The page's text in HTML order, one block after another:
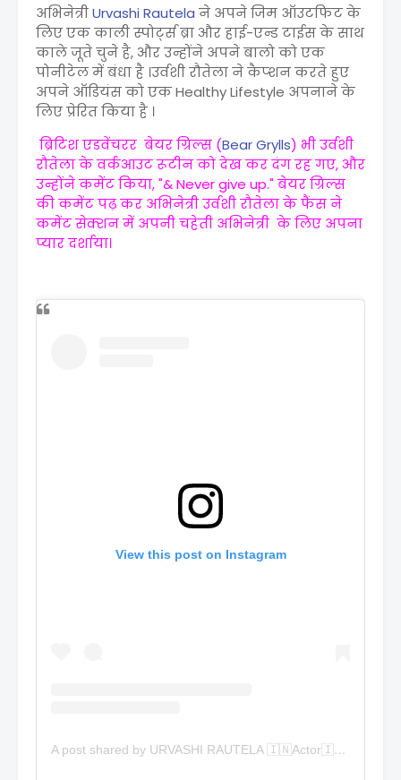
अभिनेत्रीUrvashi Rautela ने अपने जिम ऑउटफिट के
लिए एक काली स्पोर्ट्स ब्रा और हाई-एन्ड टाईस के साथ
काले जूते चुने है, और उन्होंने अपने बालो को एक
पोनीटेल में बंधा है ।उर्वशी रौतेला ने कैप्शन करते हुए
अपने ऑडियंस को एक Healthy Lifestyle अपनाने के
लिए प्रेरित किया है ।
ब्रिटिश एडवेंचरर बेयर ग्रिल्स (Bear Grylls) भी उर्वशी
रौतेला के वर्कआउट रूटीन को देख कर दंग रह गए, और
उन्होंने कमेंट किया, "& Never give up." बेयर ग्रिल्स
की कमेंट पढ़ कर अभिनेत्री उर्वशी रौतेला के फैंस ने
कमेंट सेक्शन में अपनी चहेती अभिनेत्री के लिए अपना
प्यार दर्शाया।
View this post on Instagram
A post shared by URVASHI RAUTELA 🇮🇳Actor🇮🇳 (@urvashirautela)